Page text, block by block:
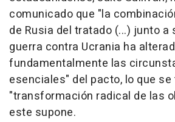
comunicado que "la
de Rusia del tratado (...) junto a
guerra contra Ucrania ha
fundamentalmente las
esenciales" del pacto, lo que
"transformación radical de las
este supone.